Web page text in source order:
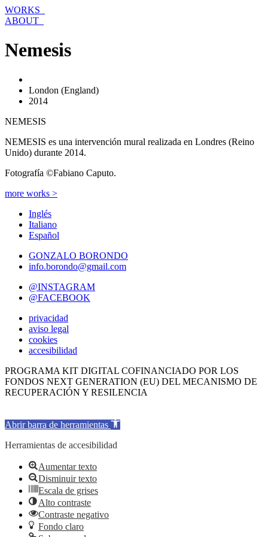
Ir
al
WORKS_
ABOUT_
Nemesis
London (England)
2014
NEMESIS
NEMESIS es una intervención mural realizada en Londres (Reino
Unido) durante 2014.
Fotografía ©Fabiano Caputo.
more works >
Inglés
Italiano
Español
GONZALO BORONDO
info.borondo@gmail.com
@INSTAGRAM
@FACEBOOK
privacidad
aviso legal
cookies
accesibilidad
PROGRAMA KIT DIGITAL COFINANCIADO POR LOS
FONDOS NEXT GENERATION (EU) DEL MECANISMO DE
RECUPERACIÓN Y RESILENCIA
Abrir barra de herramientas
Herramientas de accesibilidad
Aumentar texto
Disminuir texto
Escala de grises
Alto contraste
Contraste negativo
Fondo claro